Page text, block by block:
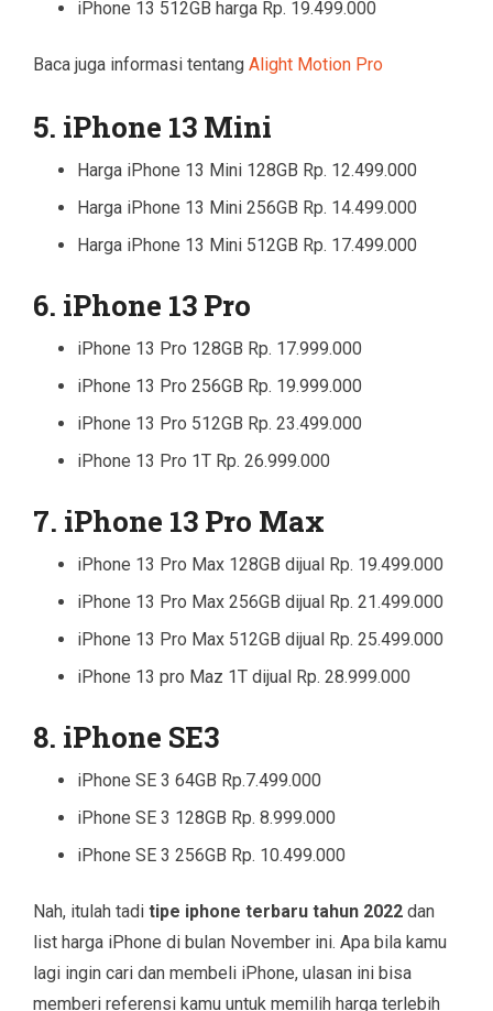
iPhone 13 512GB harga Rp. 19.499.000
Baca juga informasi tentang Alight Motion Pro
5. iPhone 13 Mini
Harga iPhone 13 Mini 128GB Rp. 12.499.000
Harga iPhone 13 Mini 256GB Rp. 14.499.000
Harga iPhone 13 Mini 512GB Rp. 17.499.000
6. iPhone 13 Pro
iPhone 13 Pro 128GB Rp. 17.999.000
iPhone 13 Pro 256GB Rp. 19.999.000
iPhone 13 Pro 512GB Rp. 23.499.000
iPhone 13 Pro 1T Rp. 26.999.000
7. iPhone 13 Pro Max
iPhone 13 Pro Max 128GB dijual Rp. 19.499.000
iPhone 13 Pro Max 256GB dijual Rp. 21.499.000
iPhone 13 Pro Max 512GB dijual Rp. 25.499.000
iPhone 13 pro Maz 1T dijual Rp. 28.999.000
8. iPhone SE3
iPhone SE 3 64GB Rp.7.499.000
iPhone SE 3 128GB Rp. 8.999.000
iPhone SE 3 256GB Rp. 10.499.000
Nah, itulah tadi tipe iphone terbaru tahun 2022 dan
list harga iPhone di bulan November ini. Apa bila kamu
lagi ingin cari dan membeli iPhone, ulasan ini bisa
memberi referensi kamu untuk memilih harga terlebih